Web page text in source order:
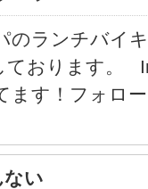
のランチバイ
ております。
ます！フォロ
い